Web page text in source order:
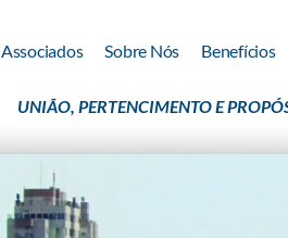
Associados Sobre Nós Benefícios
UNIÃO, PERTENCIMENTO E